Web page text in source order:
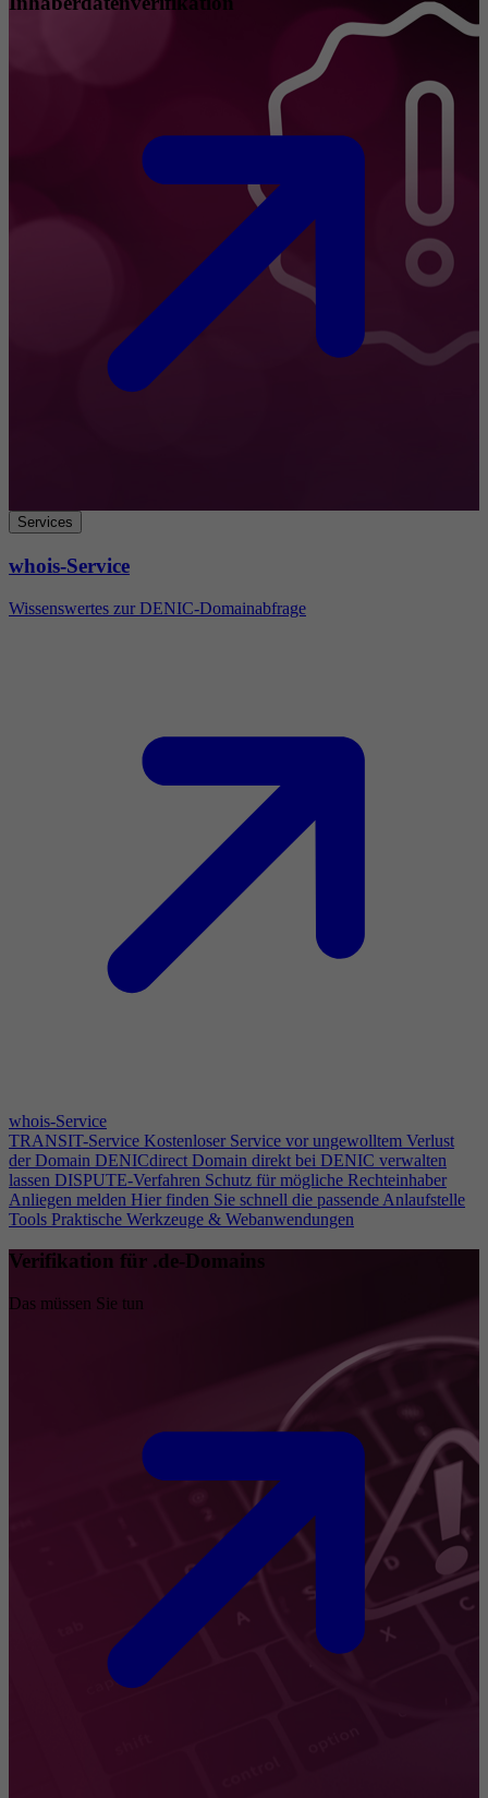
Services
whois-Service
Wissenswertes zur DENIC-Domainabfrage
whois-Service
TRANSIT-Service Kostenloser Service vor ungewolltem Verlust
der Domain DENICdirect Domain direkt bei DENIC verwalten
lassen DISPUTE-Verfahren Schutz für mögliche Rechteinhaber
Anliegen melden Hier finden Sie schnell die passende Anlaufstelle
Tools Praktische Werkzeuge & Webanwendungen
Verifikation für .de-Domains
Das müssen Sie tun